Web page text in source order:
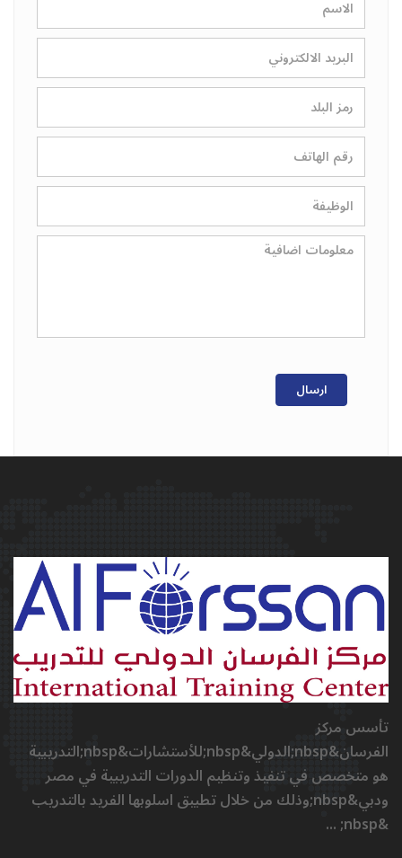
ارسال
تأسس مركز
الفرسان&nbsp;الدولي&nbsp;للأستشارات&nbsp;التدريبية
هو متخصص في تنفيذ وتنظيم الدورات التدريبية في مصر
ودبي&nbsp;وذلك من خلال تطبيق اسلوبها الفريد بالتدريب
&nbsp; ...